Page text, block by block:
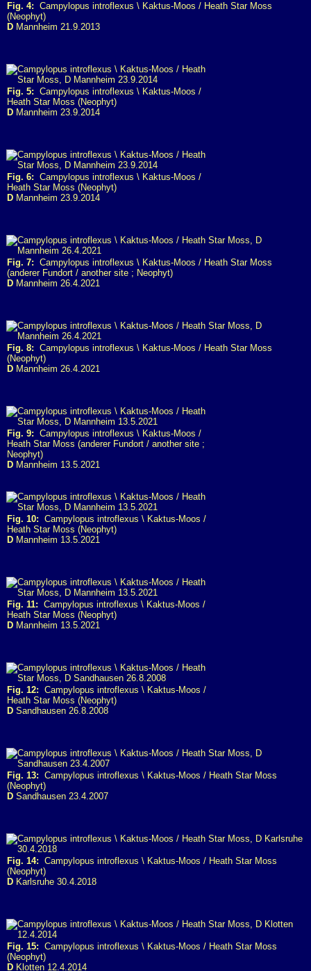
Fig. 4: Campylopus introflexus \ Kaktus-Moos / Heath Star Moss
(Neophyt)
D Mannheim 21.9.2013
Fig. 5: Campylopus introflexus \ Kaktus-Moos /
Heath Star Moss (Neophyt)
D Mannheim 23.9.2014
Fig. 6: Campylopus introflexus \ Kaktus-Moos /
Heath Star Moss (Neophyt)
D Mannheim 23.9.2014
Fig. 7: Campylopus introflexus \ Kaktus-Moos / Heath Star Moss
(anderer Fundort / another site ; Neophyt)
D Mannheim 26.4.2021
Fig. 8: Campylopus introflexus \ Kaktus-Moos / Heath Star Moss
(Neophyt)
D Mannheim 26.4.2021
Fig. 9: Campylopus introflexus \ Kaktus-Moos /
Heath Star Moss (anderer Fundort / another site ;
Neophyt)
D Mannheim 13.5.2021
Fig. 10: Campylopus introflexus \ Kaktus-Moos /
Heath Star Moss (Neophyt)
D Mannheim 13.5.2021
Fig. 11: Campylopus introflexus \ Kaktus-Moos /
Heath Star Moss (Neophyt)
D Mannheim 13.5.2021
Fig. 12: Campylopus introflexus \ Kaktus-Moos /
Heath Star Moss (Neophyt)
D Sandhausen 26.8.2008
Fig. 13: Campylopus introflexus \ Kaktus-Moos / Heath Star Moss
(Neophyt)
D Sandhausen 23.4.2007
Fig. 14: Campylopus introflexus \ Kaktus-Moos / Heath Star Moss
(Neophyt)
D Karlsruhe 30.4.2018
Fig. 15: Campylopus introflexus \ Kaktus-Moos / Heath Star Moss
(Neophyt)
D Klotten 12.4.2014